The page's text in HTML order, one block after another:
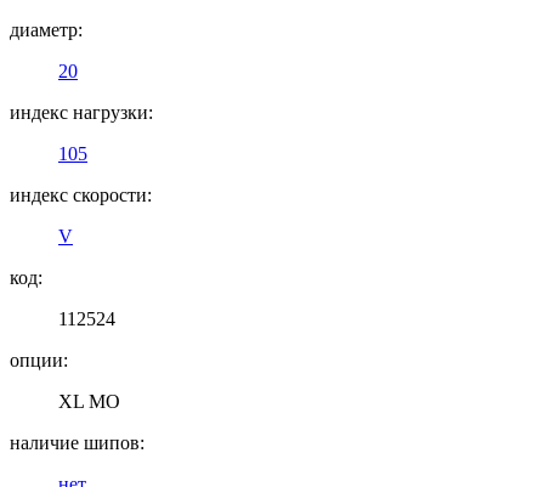
диаметр:
20
индекс нагрузки:
105
индекс скорости:
V
код:
112524
опции:
XL MO
наличие шипов: